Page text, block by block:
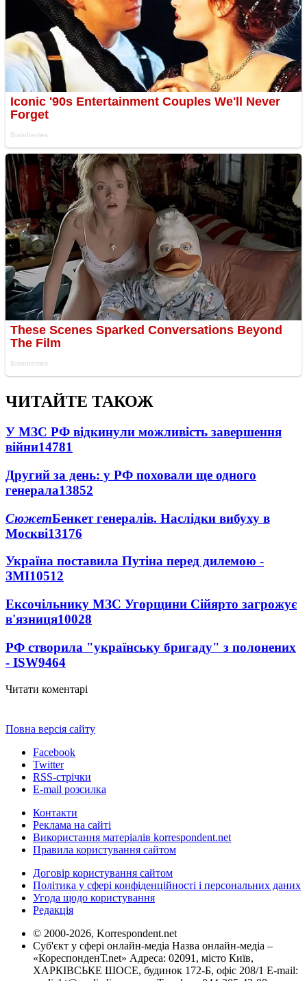
ЧИТАЙТЕ ТАКОЖ
У МЗС РФ відкинули можливість завершення
війни14781
Другий за день: у РФ поховали ще одного
генерала13852
СюжетБенкет генералів. Наслідки вибуху в
Москві13176
Україна поставила Путіна перед дилемою -
ЗМІ10512
Ексочільнику МЗС Угорщини Сійярто загрожує
в'язниця10028
РФ створила "українську бригаду" з полонених
- ISW9464
Читати коментарі
Повна версія сайту
Facebook
Twitter
RSS-стрічки
E-mail розсилка
Контакти
Реклама на сайті
Використання матеріалів korrespondent.net
Правила користування сайтом
Договір користування сайтом
Політика у сфері конфіденційності і персональних даних
Угода щодо користування
Редакція
© 2000-2026, Korrespondent.net
Суб'єкт у сфері онлайн-медіа Назва онлайн-медіа –
«КореспонденТ.net» Адреса: 02091, місто Київ,
ХАРКІВСЬКЕ ШОСЕ, будинок 172-Б, офіс 208/1 E-mail: